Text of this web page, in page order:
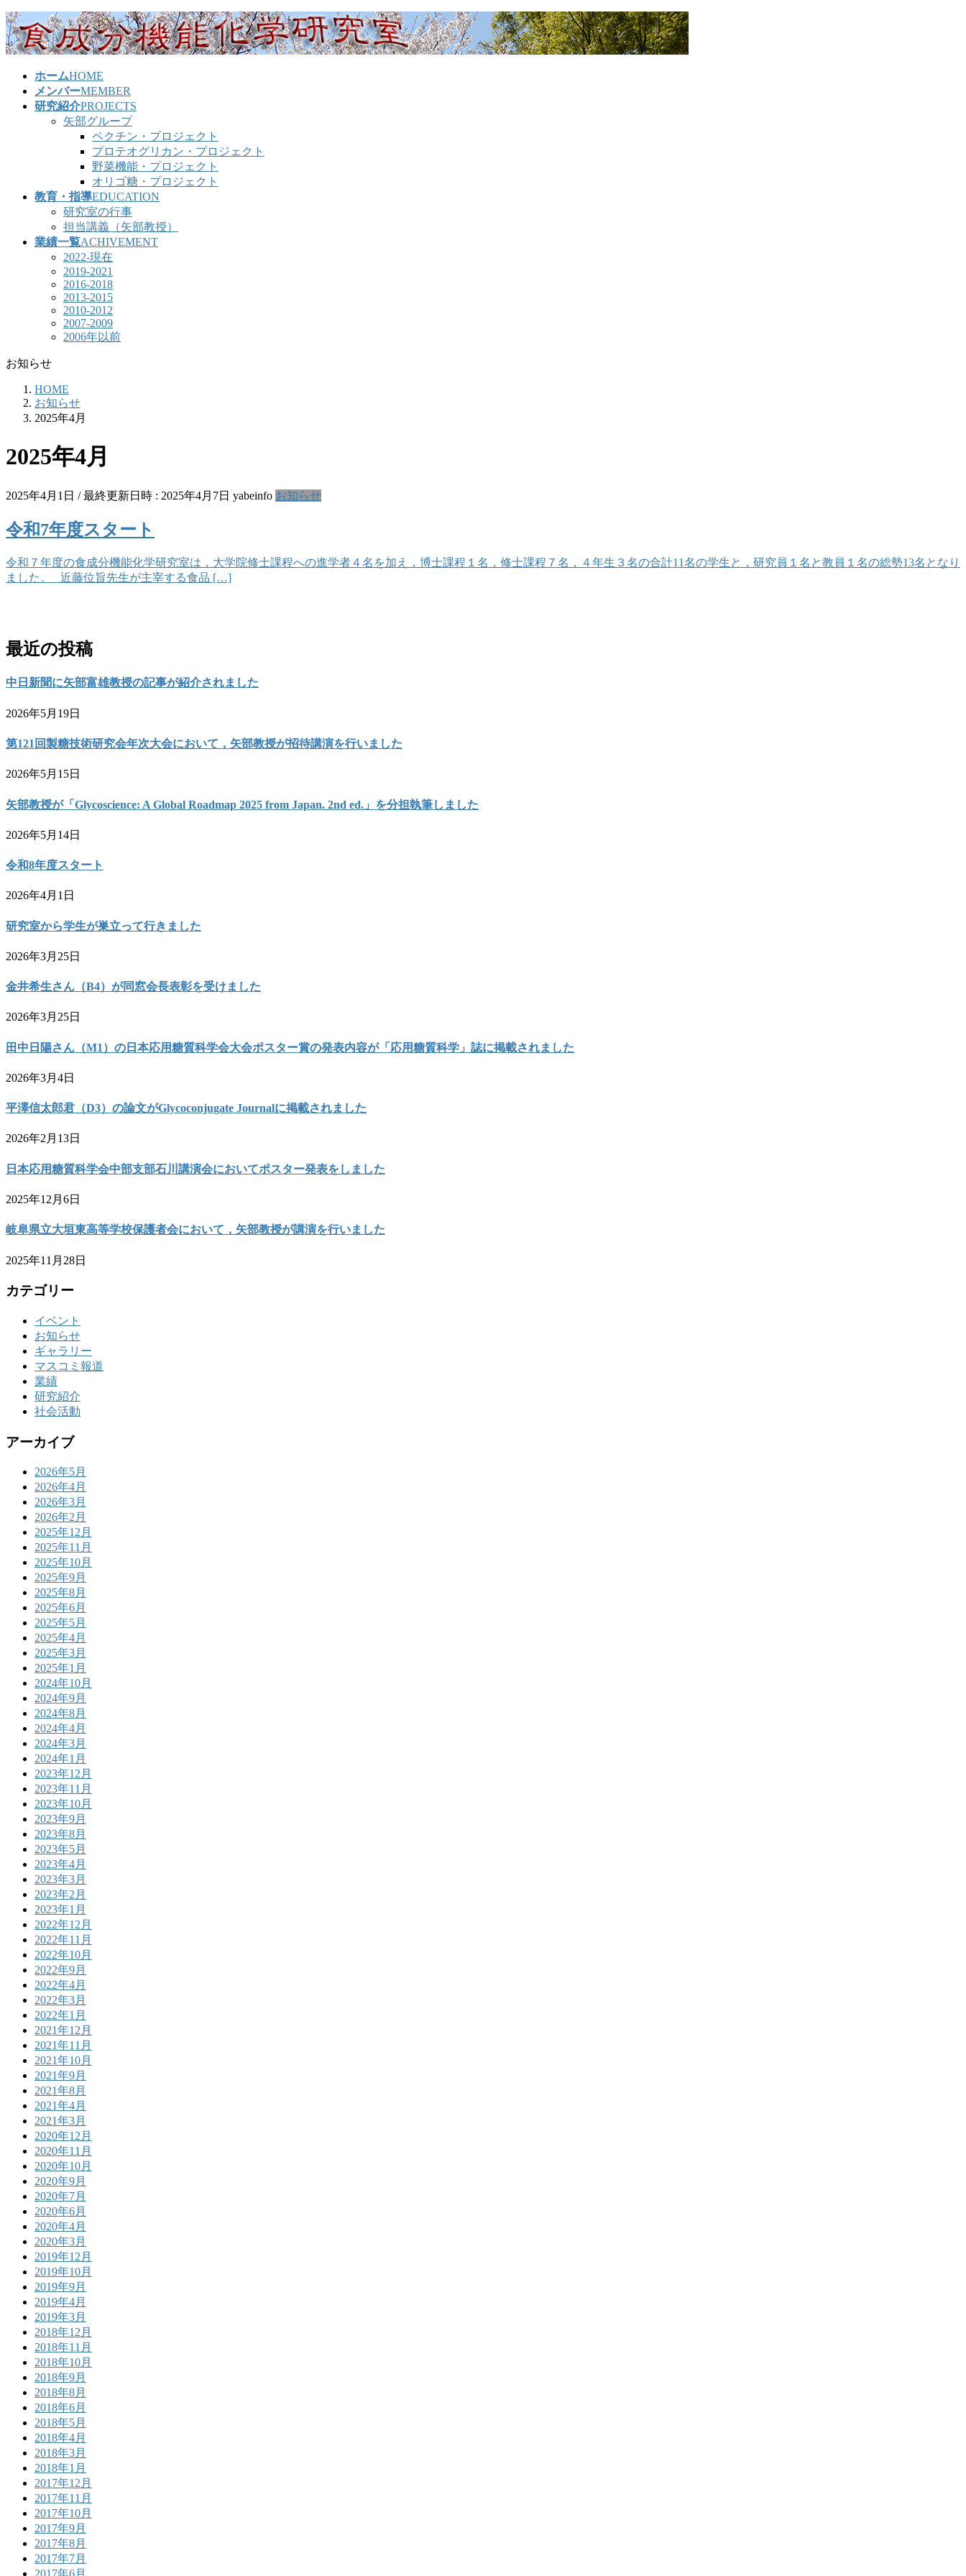
コ
ン
テ
ナ
ビ
ゲ
ホームHOME
メンバーMEMBER
研究紹介PROJECTS
矢部グループ
ペクチン・プロジェクト
プロテオグリカン・プロジェクト
野菜機能・プロジェクト
オリゴ糖・プロジェクト
教育・指導EDUCATION
研究室の行事
担当講義（矢部教授）
業績一覧ACHIVEMENT
2022-現在
2019-2021
2016-2018
2013-2015
2010-2012
2007-2009
2006年以前
お知らせ
HOME
お知らせ
2025年4月
2025年4月
2025年4月1日 / 最終更新日時 : 2025年4月7日 yabeinfo お知らせ
令和7年度スタート
令和７年度の食成分機能化学研究室は，大学院修士課程への進学者４名を加え，博士課程１名，修士課程７名，４年生３名の合計11名の学生と，研究員１名と教員１名の総勢13名となり
ました。 近藤位旨先生が主宰する食品 […]
最近の投稿
中日新聞に矢部富雄教授の記事が紹介されました
2026年5月19日
第121回製糖技術研究会年次大会において，矢部教授が招待講演を行いました
2026年5月15日
矢部教授が「Glycoscience: A Global Roadmap 2025 from Japan. 2nd ed.」を分担執筆しました
2026年5月14日
令和8年度スタート
2026年4月1日
研究室から学生が巣立って行きました
2026年3月25日
金井希生さん（B4）が同窓会長表彰を受けました
2026年3月25日
田中日陽さん（M1）の日本応用糖質科学会大会ポスター賞の発表内容が「応用糖質科学」誌に掲載されました
2026年3月4日
平澤信太郎君（D3）の論文がGlycoconjugate Journalに掲載されました
2026年2月13日
日本応用糖質科学会中部支部石川講演会においてポスター発表をしました
2025年12月6日
岐阜県立大垣東高等学校保護者会において，矢部教授が講演を行いました
2025年11月28日
カテゴリー
イベント
お知らせ
ギャラリー
マスコミ報道
業績
研究紹介
社会活動
アーカイブ
2026年5月
2026年4月
2026年3月
2026年2月
2025年12月
2025年11月
2025年10月
2025年9月
2025年8月
2025年6月
2025年5月
2025年4月
2025年3月
2025年1月
2024年10月
2024年9月
2024年8月
2024年4月
2024年3月
2024年1月
2023年12月
2023年11月
2023年10月
2023年9月
2023年8月
2023年5月
2023年4月
2023年3月
2023年2月
2023年1月
2022年12月
2022年11月
2022年10月
2022年9月
2022年4月
2022年3月
2022年1月
2021年12月
2021年11月
2021年10月
2021年9月
2021年8月
2021年4月
2021年3月
2020年12月
2020年11月
2020年10月
2020年9月
2020年7月
2020年6月
2020年4月
2020年3月
2019年12月
2019年10月
2019年9月
2019年4月
2019年3月
2018年12月
2018年11月
2018年10月
2018年9月
2018年8月
2018年6月
2018年5月
2018年4月
2018年3月
2018年1月
2017年12月
2017年11月
2017年10月
2017年9月
2017年8月
2017年7月